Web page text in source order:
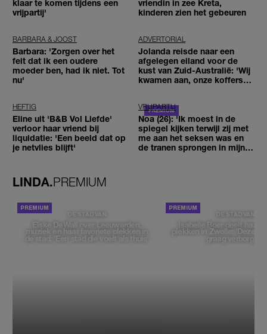
klaar te komen tijdens een
vrijpartij'
vriendin in zee Kreta,
kinderen zien het gebeuren
BARBARA & JOOST
Barbara: 'Zorgen over het
feit dat ik een oudere
moeder ben, had ik niet. Tot
nu'
ADVERTORIAL
Jolanda reisde naar een
afgelegen eiland voor de
kust van Zuid-Australië: 'Wij
kwamen aan, onze koffers
HEFTIG
Eline uit 'B&B Vol Liefde'
verloor haar vriend bij
liquidatie: 'Een beeld dat op
je netvlies blijft'
VRIJPARTIJ
Noa (26): 'Ik moest in de
spiegel kijken terwijl zij met
me aan het seksen was en
de tranen sprongen in mijn
LINDA.PREMIUM
DE STAD VAN
Elske DeWall over Leeuwarden,
muziek en haar favoriete plekken in
de stad: 'Een stad die voelt als thuis'
DE STAD VAN
Isabelle Boer deelt haar
plekken in Zwolle: 'Deze
graag verborgen'